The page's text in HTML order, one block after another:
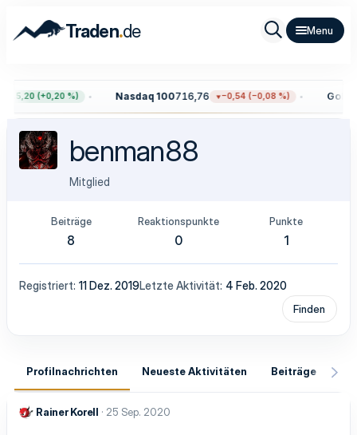
Traden.de
+15,20 (+0,20 %) Nasdaq 100716,76 −0,54 (−0,08 %) Gold
benman88
Mitglied
Beiträge
8
Reaktionspunkte
0
Punkte
1
Registriert 11 Dez. 2019Letzte Aktivität 4 Feb. 2020
Finden
Profilnachrichten Neueste Aktivitäten Beiträge
Rainer Korell 25 Sep. 2020